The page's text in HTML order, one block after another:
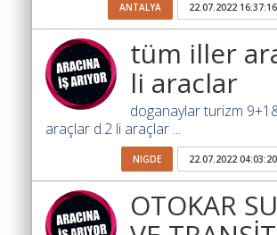
Fiyatları
İhale
arayanlar
ANTALYA 22.07.2022 16:37:16
tüm iller
li araclar
doganaylar turizm
araçlar d.2 li araçlar ...
NIGDE 22.07.2022 04:03:20
OTOKAR